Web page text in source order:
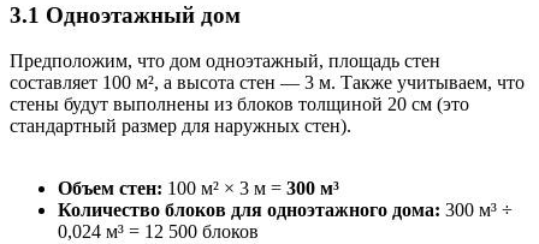
3.1 Одноэтажный дом
Предположим, что дом одноэтажный, площадь стен
составляет 100 м², а высота стен — 3 м. Также учитываем, что
стены будут выполнены из блоков толщиной 20 см (это
стандартный размер для наружных стен).
Объем стен: 100 м² × 3 м = 300 м³
Количество блоков для одноэтажного дома: 300 м³ ÷
0,024 м³ = 12 500 блоков